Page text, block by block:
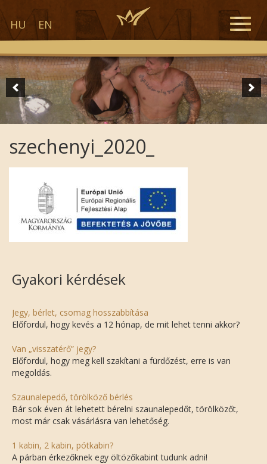
HU EN
Toggle
szechenyi_2020_
Gyakori kérdések
Jegy, bérlet, csomag hosszabbítása
Előfordul, hogy kevés a 12 hónap, de mit lehet tenni akkor?
Van „visszatérő” jegy?
Előfordul, hogy meg kell szakítani a fürdőzést, erre is van
megoldás.
Szaunalepedő, törölköző bérlés
Bár sok éven át lehetett bérelni szaunalepedőt, törölközőt,
most már csak vásárlásra van lehetőség.
1 kabin, 2 kabin, pótkabin?
A párban érkezőknek egy öltözőkabint tudunk adni!